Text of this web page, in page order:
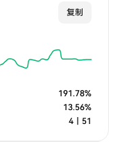
复制
191.78%
13.56%
4 51